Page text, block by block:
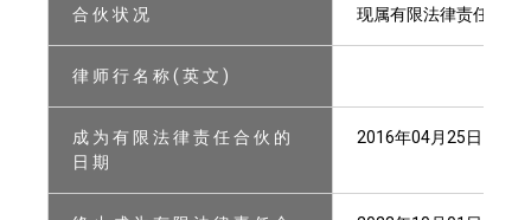
合 伙 状 况 现属有限法律责任合伙
律 师 行 名 称 ( 英 文 )
成 为 有 限 法 律 责 任 合 伙 的
日 期
2016年04月25日